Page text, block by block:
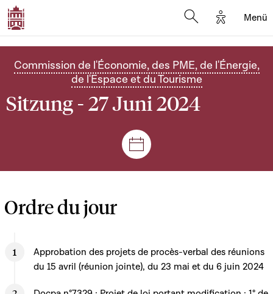
Options
Menü
Commission de l'Économie, des PME, de l'Énergie,
de l'Espace et du Tourisme
Sitzung - 27 Juni 2024
Plenar- und
Ordre du jour
Approbation des projets de procès-verbal des réunions
du 15 avril (réunion jointe), du 23 mai et du 6 juin 2024